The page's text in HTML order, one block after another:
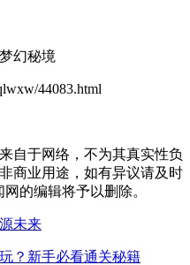
幻秘境
44083.html
自于网络，不为其真实性负
商业用途，如有异议请及时
的编辑将予以删除。
未来
？新手必看通关秘籍